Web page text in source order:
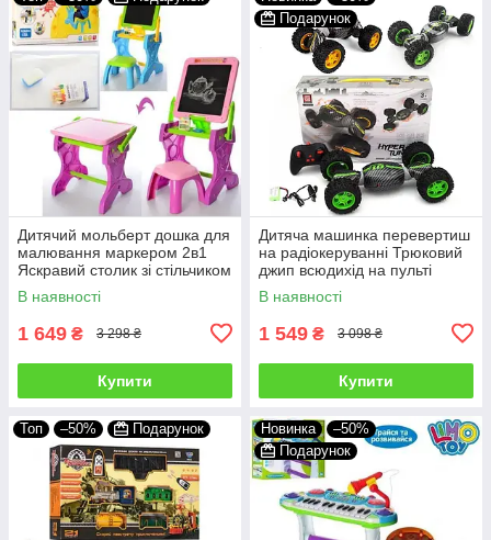
Дитячий мольберт дошка для
малювання маркером 2в1
Яскравий столик зі стільчиком
ігровий YM881-882 з
підсвічуванням
В наявності
1 649 ₴ 3 298 ₴
Купити
Подарунок
Дитяча машинка перевертиш
на радіокеруванні Трюковий
джип всюдихід на пульті
управління для дітей 2
кольори
В наявності
1 549 ₴ 3 098 ₴
Купити
Топ –50% Подарунок Новинка
–50%
Подарунок